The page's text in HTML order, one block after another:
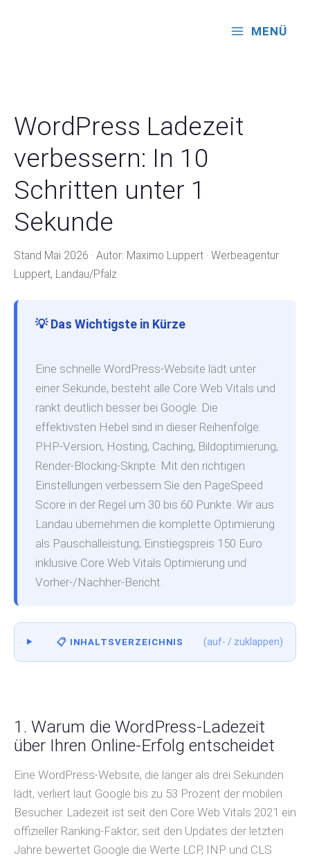
MENÜ
WordPress Ladezeit
verbessern: In 10
Schritten unter 1
Sekunde
Stand Mai 2026 · Autor: Maximo Luppert · Werbeagentur
Luppert, Landau/Pfalz
💡 Das Wichtigste in Kürze
Eine schnelle WordPress-Website lädt unter
einer Sekunde, besteht alle Core Web Vitals und
rankt deutlich besser bei Google. Die
effektivsten Hebel sind in dieser Reihenfolge:
PHP-Version, Hosting, Caching, Bildoptimierung,
Render-Blocking-Skripte. Mit den richtigen
Einstellungen verbessern Sie den PageSpeed
Score in der Regel um 30 bis 60 Punkte. Wir aus
Landau übernehmen die komplette Optimierung
als Pauschalleistung; Einstiegspreis 150 Euro
inklusive Core Web Vitals Optimierung und
Vorher-/Nachher-Bericht.
📋 INHALTSVERZEICHNIS (auf- / zuklappen)
1. Warum die WordPress-Ladezeit
über Ihren Online-Erfolg entscheidet
Eine WordPress-Website, die länger als drei Sekunden
lädt, verliert laut Google bis zu 53 Prozent der mobilen
Besucher. Ladezeit ist seit den Core Web Vitals 2021 ein
offizieller Ranking-Faktor; seit den Updates der letzten
Jahre bewertet Google die Werte LCP, INP und CLS